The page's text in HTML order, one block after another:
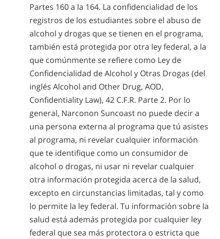
Partes 160 a la 164. La confidencialidad de los
registros de los estudiantes sobre el abuso de
alcohol y drogas que se tienen en el programa,
también está protegida por otra ley federal, a la
que comúnmente se refiere como Ley de
Confidencialidad de Alcohol y Otras Drogas (del
inglés Alcohol and Other Drug, AOD,
Confidentiality Law), 42 C.F.R. Parte 2. Por lo
general, Narconon Suncoast no puede decir a
una persona externa al programa que tú asistes
al programa, ni revelar cualquier información
que te identifique como un consumidor de
alcohol o drogas, ni usar ni revelar cualquier
otra información protegida acerca de la salud,
excepto en circunstancias limitadas, tal y como
lo permite la ley federal. Tu información sobre la
salud está además protegida por cualquier ley
federal que sea más protectora o estricta que